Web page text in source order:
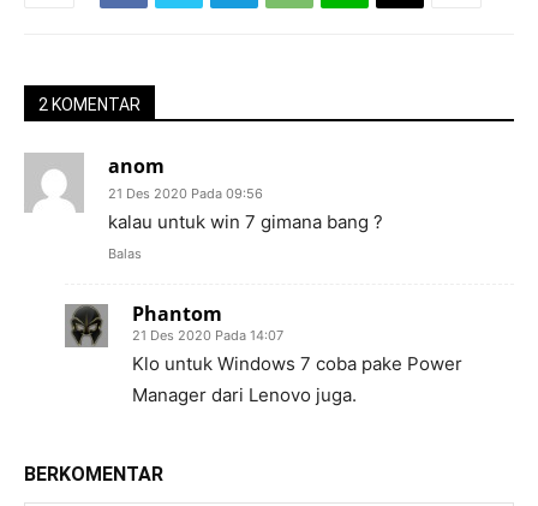
2 KOMENTAR
anom
21 Des 2020 Pada 09:56
kalau untuk win 7 gimana bang ?
Balas
Phantom
21 Des 2020 Pada 14:07
Klo untuk Windows 7 coba pake Power
Manager dari Lenovo juga.
BERKOMENTAR